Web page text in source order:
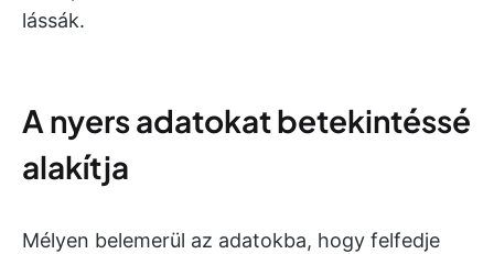
lássák.
A nyers adatokat betekintéssé
alakítja
Mélyen belemerül az adatokba, hogy felfedje